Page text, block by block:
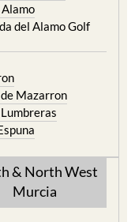
del Alamo Golf
Mazarron
& North West
Murcia